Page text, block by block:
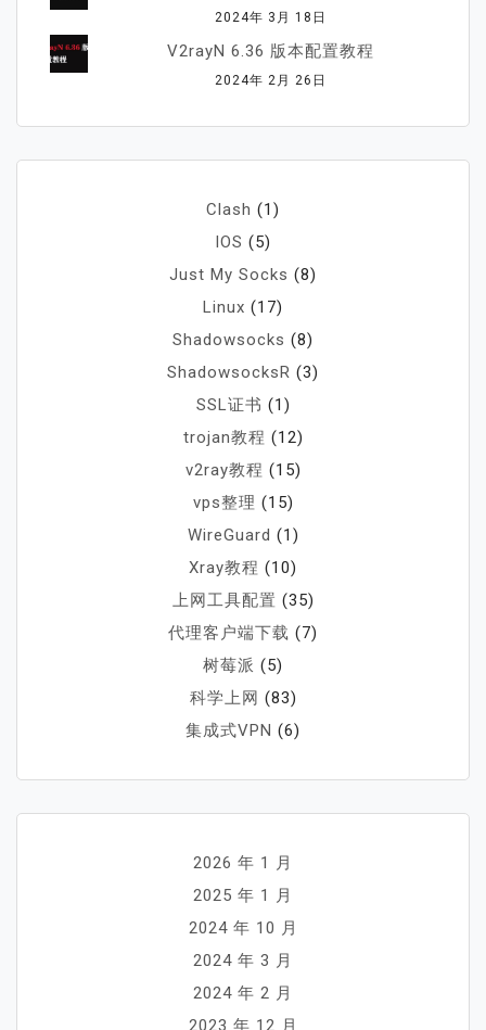
2024年 3月 18日
V2rayN 6.36 版本配置教程
2024年 2月 26日
Clash (1)
IOS (5)
Just My Socks (8)
Linux (17)
Shadowsocks (8)
ShadowsocksR (3)
SSL证书 (1)
trojan教程 (12)
v2ray教程 (15)
vps整理 (15)
WireGuard (1)
Xray教程 (10)
上网工具配置 (35)
代理客户端下载 (7)
树莓派 (5)
科学上网 (83)
集成式VPN (6)
2026 年 1 月
2025 年 1 月
2024 年 10 月
2024 年 3 月
2024 年 2 月
2023 年 12 月